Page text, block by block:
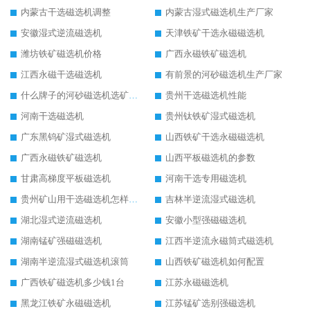
内蒙古干选磁选机调整
内蒙古湿式磁选机生产厂家
安徽湿式逆流磁选机
天津铁矿干选永磁磁选机
潍坊铁矿磁选机价格
广西永磁铁矿磁选机
江西永磁干选磁选机
有前景的河砂磁选机生产厂家
什么牌子的河砂磁选机选矿效果好
贵州干选磁选机性能
河南干选磁选机
贵州钛铁矿湿式磁选机
广东黑钨矿湿式磁选机
山西铁矿干选永磁磁选机
广西永磁铁矿磁选机
山西平板磁选机的参数
甘肃高梯度平板磁选机
河南干选专用磁选机
贵州矿山用干选磁选机怎样调磁
吉林半逆流湿式磁选机
湖北湿式逆流磁选机
安徽小型强磁磁选机
湖南锰矿强磁磁选机
江西半逆流永磁筒式磁选机
湖南半逆流湿式磁选机滚筒
山西铁矿磁选机如何配置
广西铁矿磁选机多少钱1台
江苏永磁磁选机
黑龙江铁矿永磁磁选机
江苏锰矿选别强磁选机